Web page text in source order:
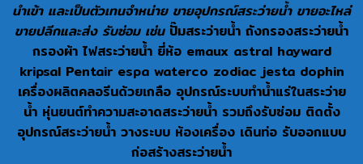
นำเข้า และเป็นตัวเทนจำหน่าย ขายอุปกรณ์สระว่ายน้ำ ขายอะไหล่
ขายปลีกและส่ง รับซ่อม เช่น ปั๊มสระว่ายน้ำ ถังกรองสระว่ายน้ำ
กรองผ้า ไฟสระว่ายน้ำ ยี่ห้อ emaux astral hayward
kripsal Pentair espa waterco zodiac jesta dophin
เครื่องผลิตคลอรีนด้วยเกลือ อุปกรณ์ระบบทำน้ำแร่ในสระว่าย
น้ำ หุ่นยนต์ทำความสะอาดสระว่ายน้ำ รวมถึงรับซ่อม ติดตั้ง
อุปกรณ์สระว่ายน้ำ วางระบบ ห้องเครื่อง เดินท่อ รับออกแบบ
ก่อสร้างสระว่ายน้ำ